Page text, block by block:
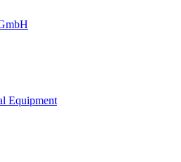
Equipment